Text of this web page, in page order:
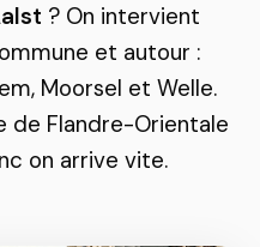
? On intervient
et autour :
Moorsel et Welle.
de Flandre-Orientale
on arrive vite.